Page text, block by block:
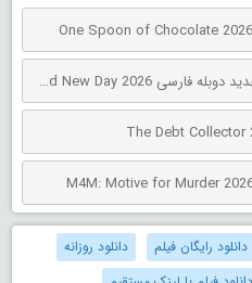
دانلود فیلم مرد عنکبوتی: روز کاملاً جدید دوبله فارسی Spider-Man: Brand New Day 2026
دانلود رایگان فیلم
دانلود روزانه